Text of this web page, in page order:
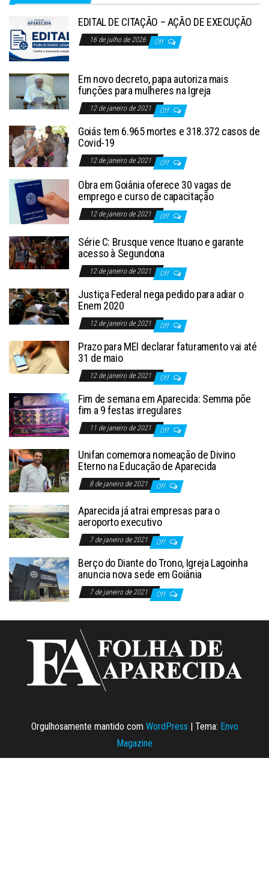
EDITAL DE CITAÇÃO – AÇÃO DE EXECUÇÃO
16 de julho de 2026 Off
Em novo decreto, papa autoriza mais
funções para mulheres na Igreja
12 de janeiro de 2021 Off
Goiás tem 6.965 mortes e 318.372 casos de
Covid-19
12 de janeiro de 2021 Off
Obra em Goiânia oferece 30 vagas de
emprego e curso de capacitação
12 de janeiro de 2021 Off
Série C: Brusque vence Ituano e garante
acesso à Segundona
12 de janeiro de 2021 Off
Justiça Federal nega pedido para adiar o
Enem 2020
12 de janeiro de 2021 Off
Prazo para MEI declarar faturamento vai até
31 de maio
12 de janeiro de 2021 Off
Fim de semana em Aparecida: Semma põe
fim a 9 festas irregulares
11 de janeiro de 2021 Off
Unifan comemora nomeação de Divino
Eterno na Educação de Aparecida
8 de janeiro de 2021 Off
Aparecida já atrai empresas para o
aeroporto executivo
7 de janeiro de 2021 Off
Berço do Diante do Trono, Igreja Lagoinha
anuncia nova sede em Goiânia
7 de janeiro de 2021 Off
Orgulhosamente mantido com WordPress | Tema: Envo
Magazine